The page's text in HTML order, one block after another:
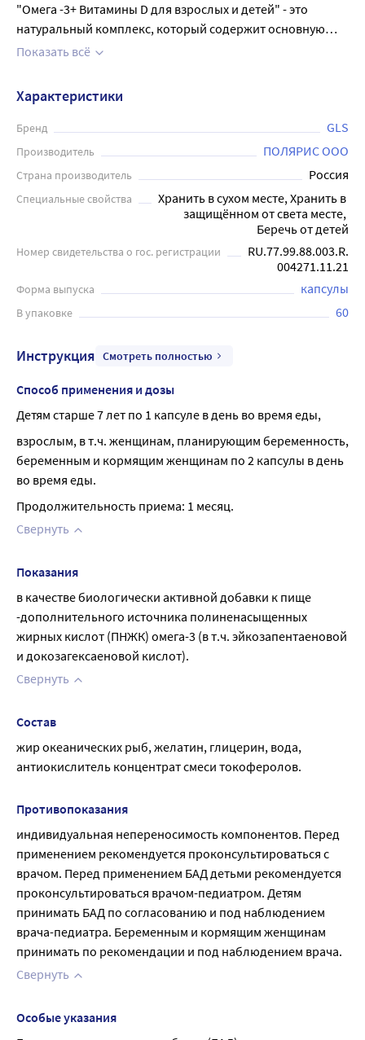
"Омега -3+ Витамины D для взрослых и детей" - это
натуральный комплекс, который содержит основную
жирную кислоту - Омега-3, а также витамины D3 и Е,
системы, мозга и зрения. Препарат укрепляет иммунитет,
способствует нормализации обмена веществ, улучшает
настроение и память. Упаковка включает 60 капсул,
которые рекомендуется принимать взрослым и детям
Показать всё
Характеристики
Бренд GLS
Производитель ПОЛЯРИС ООО
Страна производитель Россия
Специальные свойства
Хранить в сухом месте, Хранить в
защищённом от света месте,
Беречь от детей
Номер свидетельства о гос. регистрации
RU.77.99.88.003.R.
004271.11.21
Форма выпуска капсулы
В упаковке 60
Инструкция Смотреть полностью
Способ применения и дозы
Детям старше 7 лет по 1 капсуле в день во время еды,
взрослым, в т.ч. женщинам, планирующим беременность,
беременным и кормящим женщинам по 2 капсулы в день
во время еды.
Продолжительность приема: 1 месяц.
Свернуть
Показания
в качестве биологически активной добавки к пище
-дополнительного источника полиненасыщенных
жирных кислот (ПНЖК) омега-3 (в т.ч. эйкозапентаеновой
и докозагексаеновой кислот).
Свернуть
Состав
жир океанических рыб, желатин, глицерин, вода,
антиокислитель концентрат смеси токоферолов.
Противопоказания
индивидуальная непереносимость компонентов. Перед
применением рекомендуется проконсультироваться с
врачом. Перед применением БАД детьми рекомендуется
проконсультироваться врачом-педиатром. Детям
принимать БАД по согласованию и под наблюдением
врача-педиатра. Беременным и кормящим женщинам
принимать по рекомендации и под наблюдением врача.
Свернуть
Особые указания